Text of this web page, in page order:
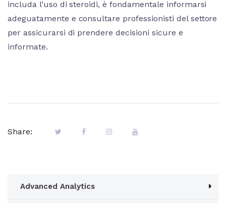
includa l’uso di steroidi, è fondamentale informarsi
adeguatamente e consultare professionisti del settore
per assicurarsi di prendere decisioni sicure e
informate.
Share:
Advanced Analytics